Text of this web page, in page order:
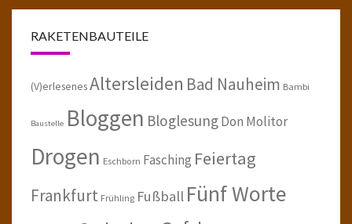
RAKETENBAUTEILE
(V)erlesenesAltersleiden Bad Nauheim Bambi
Baustelle Bloggen BloglesungDon Molitor
Drogen Eschborn Fasching Feiertag
Frankfurt Frühling Fußball Fünf Worte